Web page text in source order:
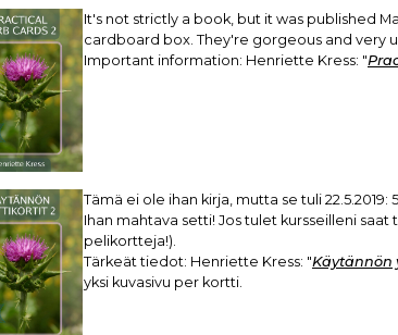
It's not strictly a book, but it was published
cardboard box. They're gorgeous and very
Important information: Henriette Kress: "
Tämä ei ole ihan kirja, mutta se tuli
Ihan mahtava setti! Jos tulet kursseilleni
pelikortteja!).
Tärkeät tiedot: Henriette Kress: "Käytännön
yksi kuvasivu per kortti.